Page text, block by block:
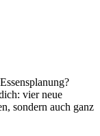
vier neue
sondern auch ganz